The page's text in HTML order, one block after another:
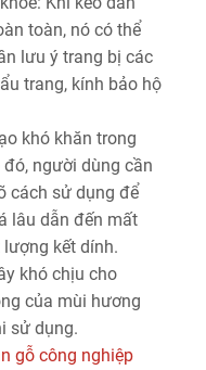
toàn, nó có thể
lưu ý trang bị các
trang, kính bảo hộ
khó khăn trong
người dùng cần
cách sử dụng để
lâu dẫn đến mất
kết dính.
khó chịu cho
của mùi hương
sử dụng.
gỗ công nghiệp